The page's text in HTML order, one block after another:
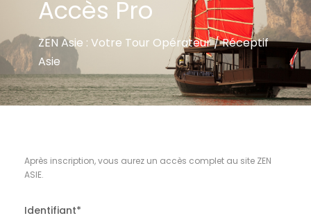
Accès Pro
ZEN Asie : Votre Tour Opérateur / Réceptif
Asie
Après inscription, vous aurez un accès complet au site ZEN
ASIE.
Identifiant*